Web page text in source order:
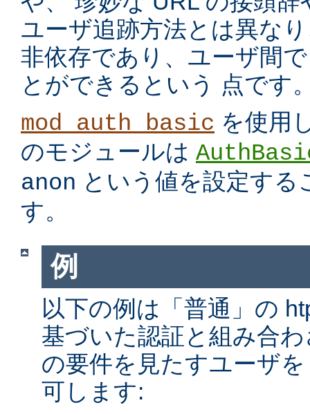
ユーザ追跡方法とは異な
非依存であり、ユーザ間
とができるという 点です
mod_auth_basic を使用
のモジュールは
anon という値を設定する
す。
例
以下の例は「普通」の
基づいた認証と組み合
の要件を見たすユーザ
可します: